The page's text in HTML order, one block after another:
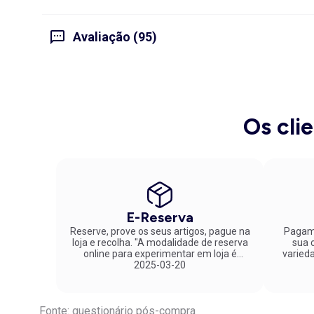
Avaliação (95)
Os
E-Reserva
Reserve, prove os seus artigos, pague na
loja e recolha. "A modalidade de reserva
online para experimentar em loja é
fantástica. Parabéns pela inovação!"
2025-03-20
sua
Fonte: questionário pós-compra